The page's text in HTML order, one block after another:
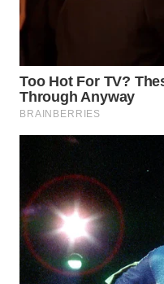
CIANJUR
WN
SERIBU
WN
TANGERANG
WN
BINJAI